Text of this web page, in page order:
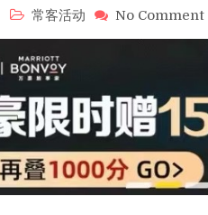
常客活动 No Comment